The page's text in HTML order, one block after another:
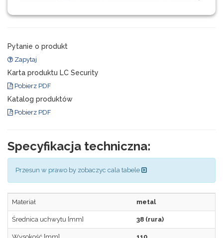
Pytanie o produkt
Zapytaj
Karta produktu LC Security
Pobierz PDF
Katalog produktów
Pobierz PDF
Specyfikacja techniczna:
Przesun w prawo by zobaczyc cala tabele
Materiał metal
Średnica uchwytu [mm] 38 (rura)